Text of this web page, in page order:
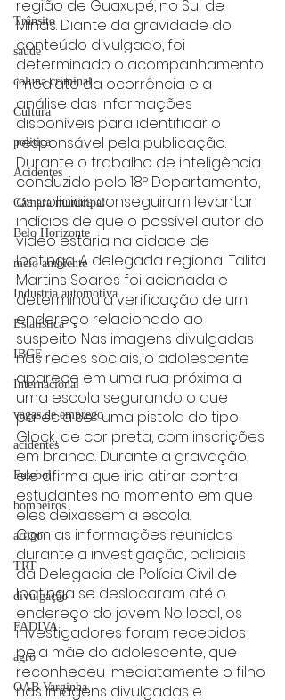
Trânsito
saúde
coluna criminal
Cultura
politica
Acidentes
Câmara municipal
Belo Horizonte
meio ambiente
Industria automotiva
Estatística
IBGE
Internacional
vagas de emprego
acidentes
Futebol
bombeiros
artigo
TRT
divulgação
FADIVA
agro
OAB Varginha
região de Guaxupé, no Sul de
Minas. Diante da gravidade do
conteúdo divulgado, foi
determinado o acompanhamento
imediato da ocorrência e a
análise das informações
disponíveis para identificar o
responsável pela publicação.
Durante o trabalho de inteligência
conduzido pelo 18º Departamento,
os policiais conseguiram levantar
indícios de que o possível autor do
vídeo estaria na cidade de
Ipatinga. A delegada regional Talita
Martins Soares foi acionada e
determinou a verificação de um
endereço relacionado ao
suspeito. Nas imagens divulgadas
nas redes sociais, o adolescente
aparece em uma rua próxima a
uma escola segurando o que
parecia ser uma pistola do tipo
Glock, de cor preta, com inscrições
em branco. Durante a gravação,
ele afirma que iria atirar contra
estudantes no momento em que
eles deixassem a escola.
Com as informações reunidas
durante a investigação, policiais
da Delegacia de Polícia Civil de
Ipatinga se deslocaram até o
endereço do jovem. No local, os
investigadores foram recebidos
pela mãe do adolescente, que
reconheceu imediatamente o filho
nas imagens divulgadas e